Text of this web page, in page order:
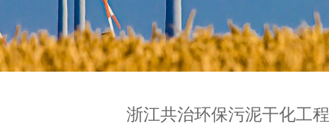
浙江共治环保污泥干化工程